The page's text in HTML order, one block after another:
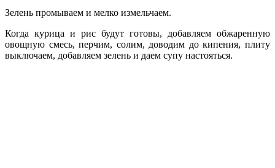
Зелень промываем и мелко измельчаем.
Когда курица и рис будут готовы, добавляем обжаренную
овощную смесь, перчим, солим, доводим до кипения, плиту
выключаем, добавляем зелень и даем супу настояться.